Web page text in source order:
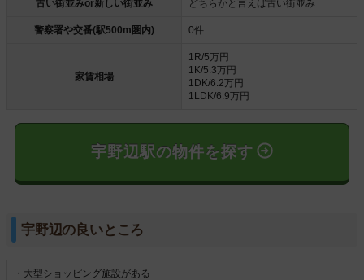
古い街並みor新しい街並み どちらかと言えば古い街並み
警察署や交番(駅500m圏内) 0件
家賃相場
1R/5万円
1K/5.3万円
1DK/6.2万円
1LDK/6.9万円
宇野辺駅の物件を探す
宇野辺の良いところ
・大型ショッピング施設がある